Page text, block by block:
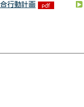
行動計画